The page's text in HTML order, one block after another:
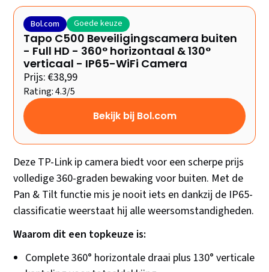
Bol.com Goede keuze
Tapo C500 Beveiligingscamera buiten
- Full HD - 360° horizontaal & 130°
verticaal - IP65-WiFi Camera
Prijs: €38,99
Rating: 4.3/5
Bekijk bij Bol.com
Deze TP-Link ip camera biedt voor een scherpe prijs
volledige 360-graden bewaking voor buiten. Met de
Pan & Tilt functie mis je nooit iets en dankzij de IP65-
classificatie weerstaat hij alle weersomstandigheden.
Waarom dit een topkeuze is:
Complete 360° horizontale draai plus 130° verticale